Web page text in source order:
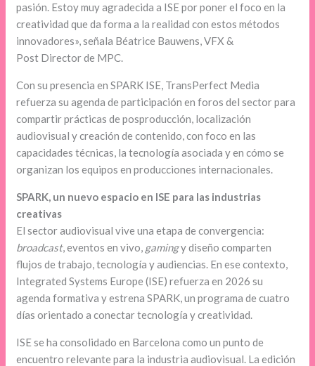
pasión. Estoy muy agradecida a ISE por poner el foco en la
creatividad que da forma a la realidad con estos métodos
innovadores», señala Béatrice Bauwens, VFX &
Post Director de MPC.
Con su presencia en SPARK ISE, TransPerfect Media
refuerza su agenda de participación en foros del sector para
compartir prácticas de posproducción, localización
audiovisual y creación de contenido, con foco en las
capacidades técnicas, la tecnología asociada y en cómo se
organizan los equipos en producciones internacionales.
SPARK, un nuevo espacio en ISE para las industrias
creativas
El sector audiovisual vive una etapa de convergencia:
broadcast, eventos en vivo, gamingy diseño comparten
flujos de trabajo, tecnología y audiencias. En ese contexto,
Integrated Systems Europe (ISE) refuerza en 2026 su
agenda formativa y estrena SPARK, un programa de cuatro
días orientado a conectar tecnología y creatividad.
ISE se ha consolidado en Barcelona como un punto de
encuentro relevante para la industria audiovisual. La edición